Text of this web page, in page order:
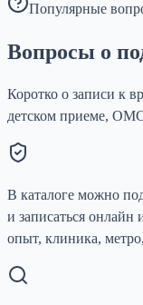
Популярные
Вопросы о
Коротко о записи к
детском приеме,
В каталоге можно
и записаться онлайн
опыт, клиника,